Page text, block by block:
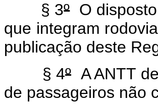
§ 3ºO
que integram
publicação deste
§ 4º A ANTT
de passageiros não